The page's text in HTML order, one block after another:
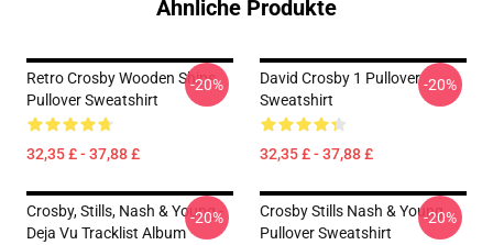
Ähnliche Produkte
Retro Crosby Wooden Ships
Pullover Sweatshirt
32,35 £ - 37,88 £
-20%
David Crosby 1 Pullover
Sweatshirt
32,35 £ - 37,88 £
-20%
Crosby, Stills, Nash & Young -
Deja Vu Tracklist Album
-20%
Crosby Stills Nash & Young
Pullover Sweatshirt
-20%